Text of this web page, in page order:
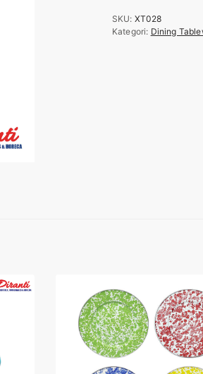
SKU: XT028
Kategori: Dining